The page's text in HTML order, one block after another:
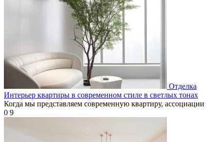
Отделка
Интерьер квартиры в современном стиле в светлых тонах
Когда мы представляем современную квартиру, ассоциации
0 9